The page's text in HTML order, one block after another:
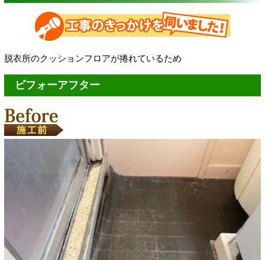
脱衣所のクッションフロアが捲れているため
ビフォーアフター